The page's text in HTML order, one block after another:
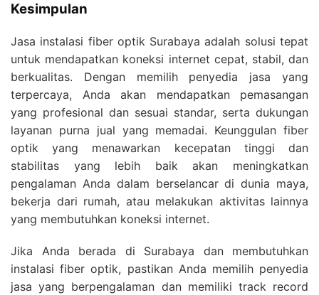
Kesimpulan
Jasa instalasi fiber optik Surabaya adalah solusi tepat
untuk mendapatkan koneksi internet cepat, stabil, dan
berkualitas. Dengan memilih penyedia jasa yang
terpercaya, Anda akan mendapatkan pemasangan
yang profesional dan sesuai standar, serta dukungan
layanan purna jual yang memadai. Keunggulan fiber
optik yang menawarkan kecepatan tinggi dan
stabilitas yang lebih baik akan meningkatkan
pengalaman Anda dalam berselancar di dunia maya,
bekerja dari rumah, atau melakukan aktivitas lainnya
yang membutuhkan koneksi internet.
Jika Anda berada di Surabaya dan membutuhkan
instalasi fiber optik, pastikan Anda memilih penyedia
jasa yang berpengalaman dan memiliki track record